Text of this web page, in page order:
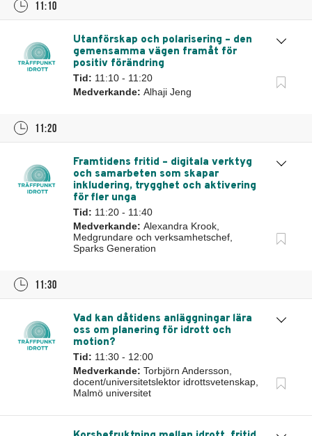
11:10
Utanförskap och polarisering – den
gemensamma vägen framåt för
positiv förändring
Tid: 11:10 - 11:20
Medverkande: Alhaji Jeng
11:20
Framtidens fritid – digitala verktyg
och samarbeten som skapar
inkludering, trygghet och aktivering
för fler unga
Tid: 11:20 - 11:40
Medverkande: Alexandra Krook,
Medgrundare och verksamhetschef,
Sparks Generation
11:30
Vad kan dåtidens anläggningar lära
oss om planering för idrott och
motion?
Tid: 11:30 - 12:00
Medverkande: Torbjörn Andersson,
docent/universitetslektor idrottsvetenskap,
Malmö universitet